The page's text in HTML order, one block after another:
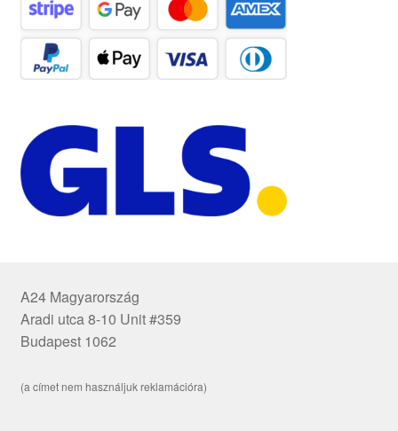
A24 Magyarország
Aradi utca 8-10 Unit #359
Budapest 1062
(a címet nem használjuk reklamációra)